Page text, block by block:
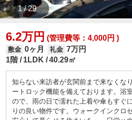
1 / 29
6.2万円 (管理費等：4,000円 )
敷金 0ヶ月 礼金 7万円
1階
1LDK 40.29㎡
知らない来訪者が玄関前まで来なくな
ートロック機能を備えております。浴
ので、雨の日で濡れた上着や傘もすぐ
りの良い物件です。ウォークインクロ